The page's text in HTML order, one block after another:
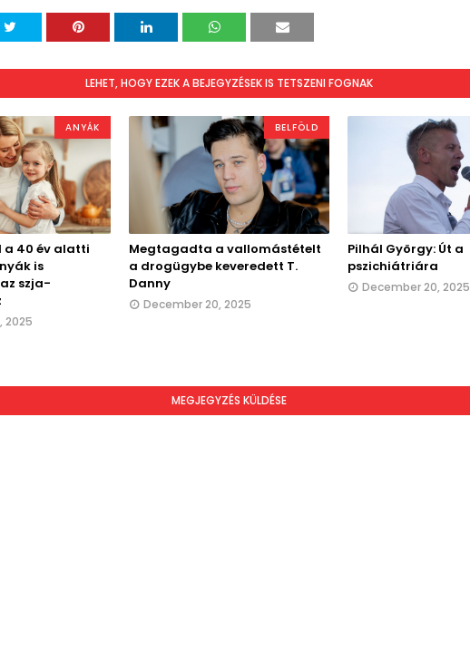
LEHET, HOGY EZEK A BEJEGYZÉSEK IS TETSZENI FOGNAK
ANYÁK
a 40 év alatti
is
szja-
2025
BELFÖLD
Megtagadta a vallomástételt
a drogügybe keveredett T.
Danny
December 20, 2025
Pilhál György: Út a
pszichiátriára
December 20, 2025
MEGJEGYZÉS KÜLDÉSE